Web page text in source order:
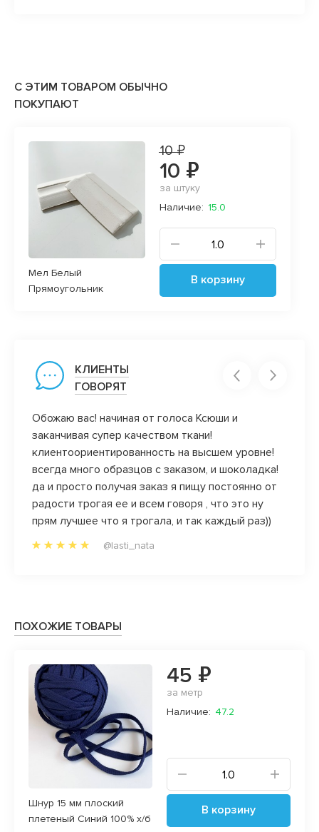
С ЭТИМ ТОВАРОМ ОБЫЧНО
ПОКУПАЮТ
Мел Белый
Прямоугольник
10 ₽
10 ₽
за штуку
Наличие: 15.0
В корзину
КЛИЕНТЫ
ГОВОРЯТ
Обожаю вас! начиная от голоса Ксюши и
заканчивая супер качеством ткани!
клиентоориентированность на высшем уровне!
всегда много образцов с заказом, и шоколадка!
да и просто получая заказ я пищу постоянно от
радости трогая ее и всем говоря , что это ну
прям лучшее что я трогала, и так каждый раз))
@lasti_nata
ПОХОЖИЕ ТОВАРЫ
Шнур 15 мм плоский
плетеный Синий 100% х/б
45 ₽
за метр
Наличие: 47.2
В корзину